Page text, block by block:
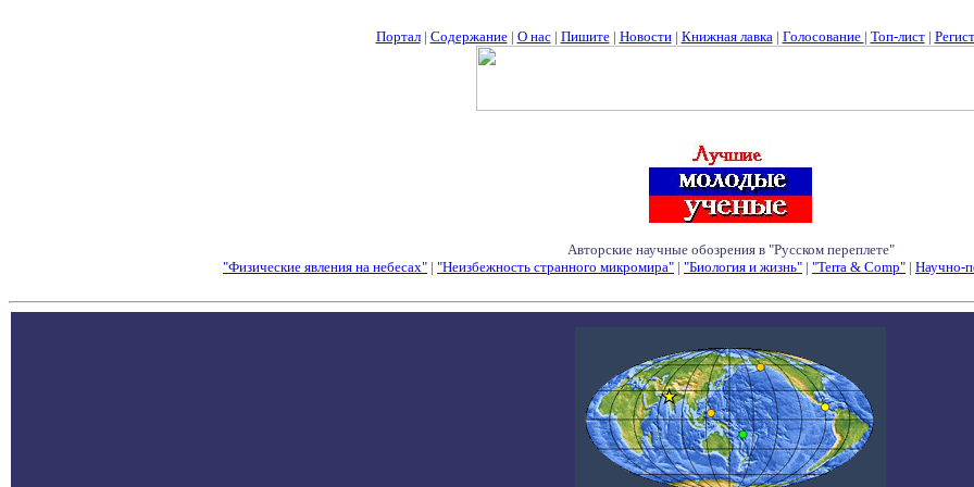
Портал| Содержание| О нас| Пишите| Новости| Книжная лавка| Голосование | Топ-лист|
Авторские научные обозрения в "Русском переплете"
"Физические явления на небесах" | "Неизбежность странного микромира" | "Биология и жизнь" | "Terra & Comp" | Научно-